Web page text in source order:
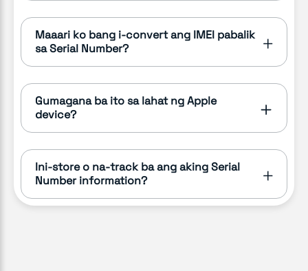
Maaari ko bang i-convert ang IMEI pabalik
sa Serial Number?
Gumagana ba ito sa lahat ng Apple
device?
Ini-store o na-track ba ang aking Serial
Number information?